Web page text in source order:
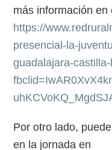
más información en
https://
presencial-la-
guadalajara-
Por otro lado,
en la jornada en